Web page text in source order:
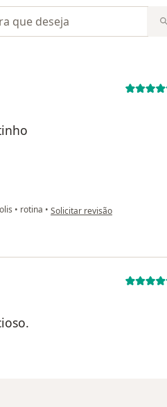
• rotina • na opinião do utilizador usuário
Solicitar revisão
paciente anônimo